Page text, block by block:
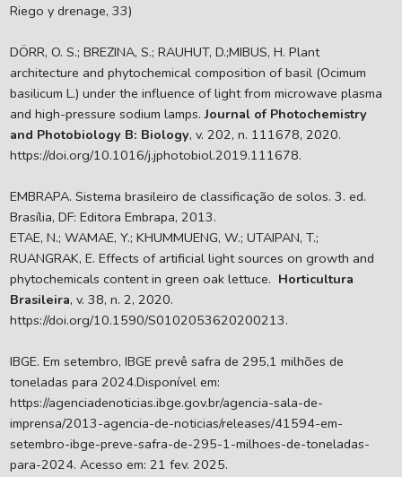
Riego y drenage, 33)
DÖRR, O. S.; BREZINA, S.; RAUHUT, D.;MIBUS, H. Plant
architecture and phytochemical composition of basil (Ocimum
basilicum L.) under the influence of light from microwave plasma
and high-pressure sodium lamps.Journal of Photochemistry
and Photobiology B: Biology, v. 202, n. 111678, 2020.
https://doi.org/10.1016/j.jphotobiol.2019.111678.
EMBRAPA. Sistema brasileiro de classificação de solos. 3. ed.
Brasília, DF: Editora Embrapa, 2013.
ETAE, N.; WAMAE, Y.; KHUMMUENG, W.; UTAIPAN, T.;
RUANGRAK, E. Effects of artificial light sources on growth and
phytochemicals content in green oak lettuce. Horticultura
Brasileira, v. 38, n. 2, 2020.
https://doi.org/10.1590/S0102053620200213.
IBGE. Em setembro, IBGE prevê safra de 295,1 milhões de
toneladas para 2024.Disponível em:
https://agenciadenoticias.ibge.gov.br/agencia-sala-de-
imprensa/2013-agencia-de-noticias/releases/41594-em-
setembro-ibge-preve-safra-de-295-1-milhoes-de-toneladas-
para-2024. Acesso em: 21 fev. 2025.